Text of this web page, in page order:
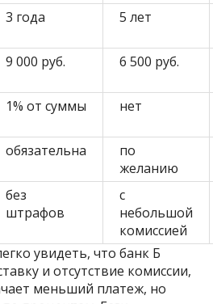
3 года 5 лет
9 000 руб. 6 500 руб.
1% от суммы нет
обязательна
по
желанию
без
штрафов
с
небольшой
комиссией
увидеть, что банк Б
и отсутствие комиссии,
меньший платеж, но